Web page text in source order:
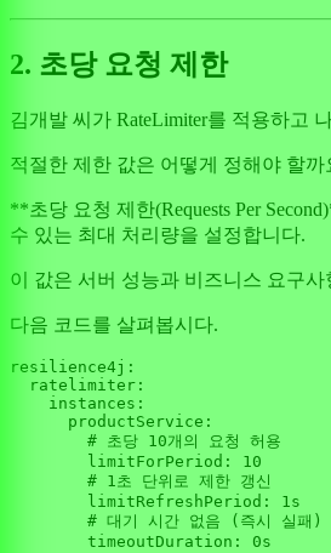
2. 초당 요청 제한
김개발 씨가 RateLimiter를 적용하고
적절한 제한 값은 어떻게 정해야 할까
**초당 요청 제한(Requests Per
수 있는 최대 처리량을 설정합니다.
이 값은 서버 성능과 비즈니스 요구
다음 코드를 살펴봅시다.
resilience4j:
  ratelimiter:
    instances:
      productService:
        # 초당
10개의 요청 허용
        limitForPeriod:
10
        #
1초 단위로 제한 갱신
        limitRefreshPeriod: 1s
        # 대기 시간 없음 (즉시 실패)
        timeoutDuration: 0s